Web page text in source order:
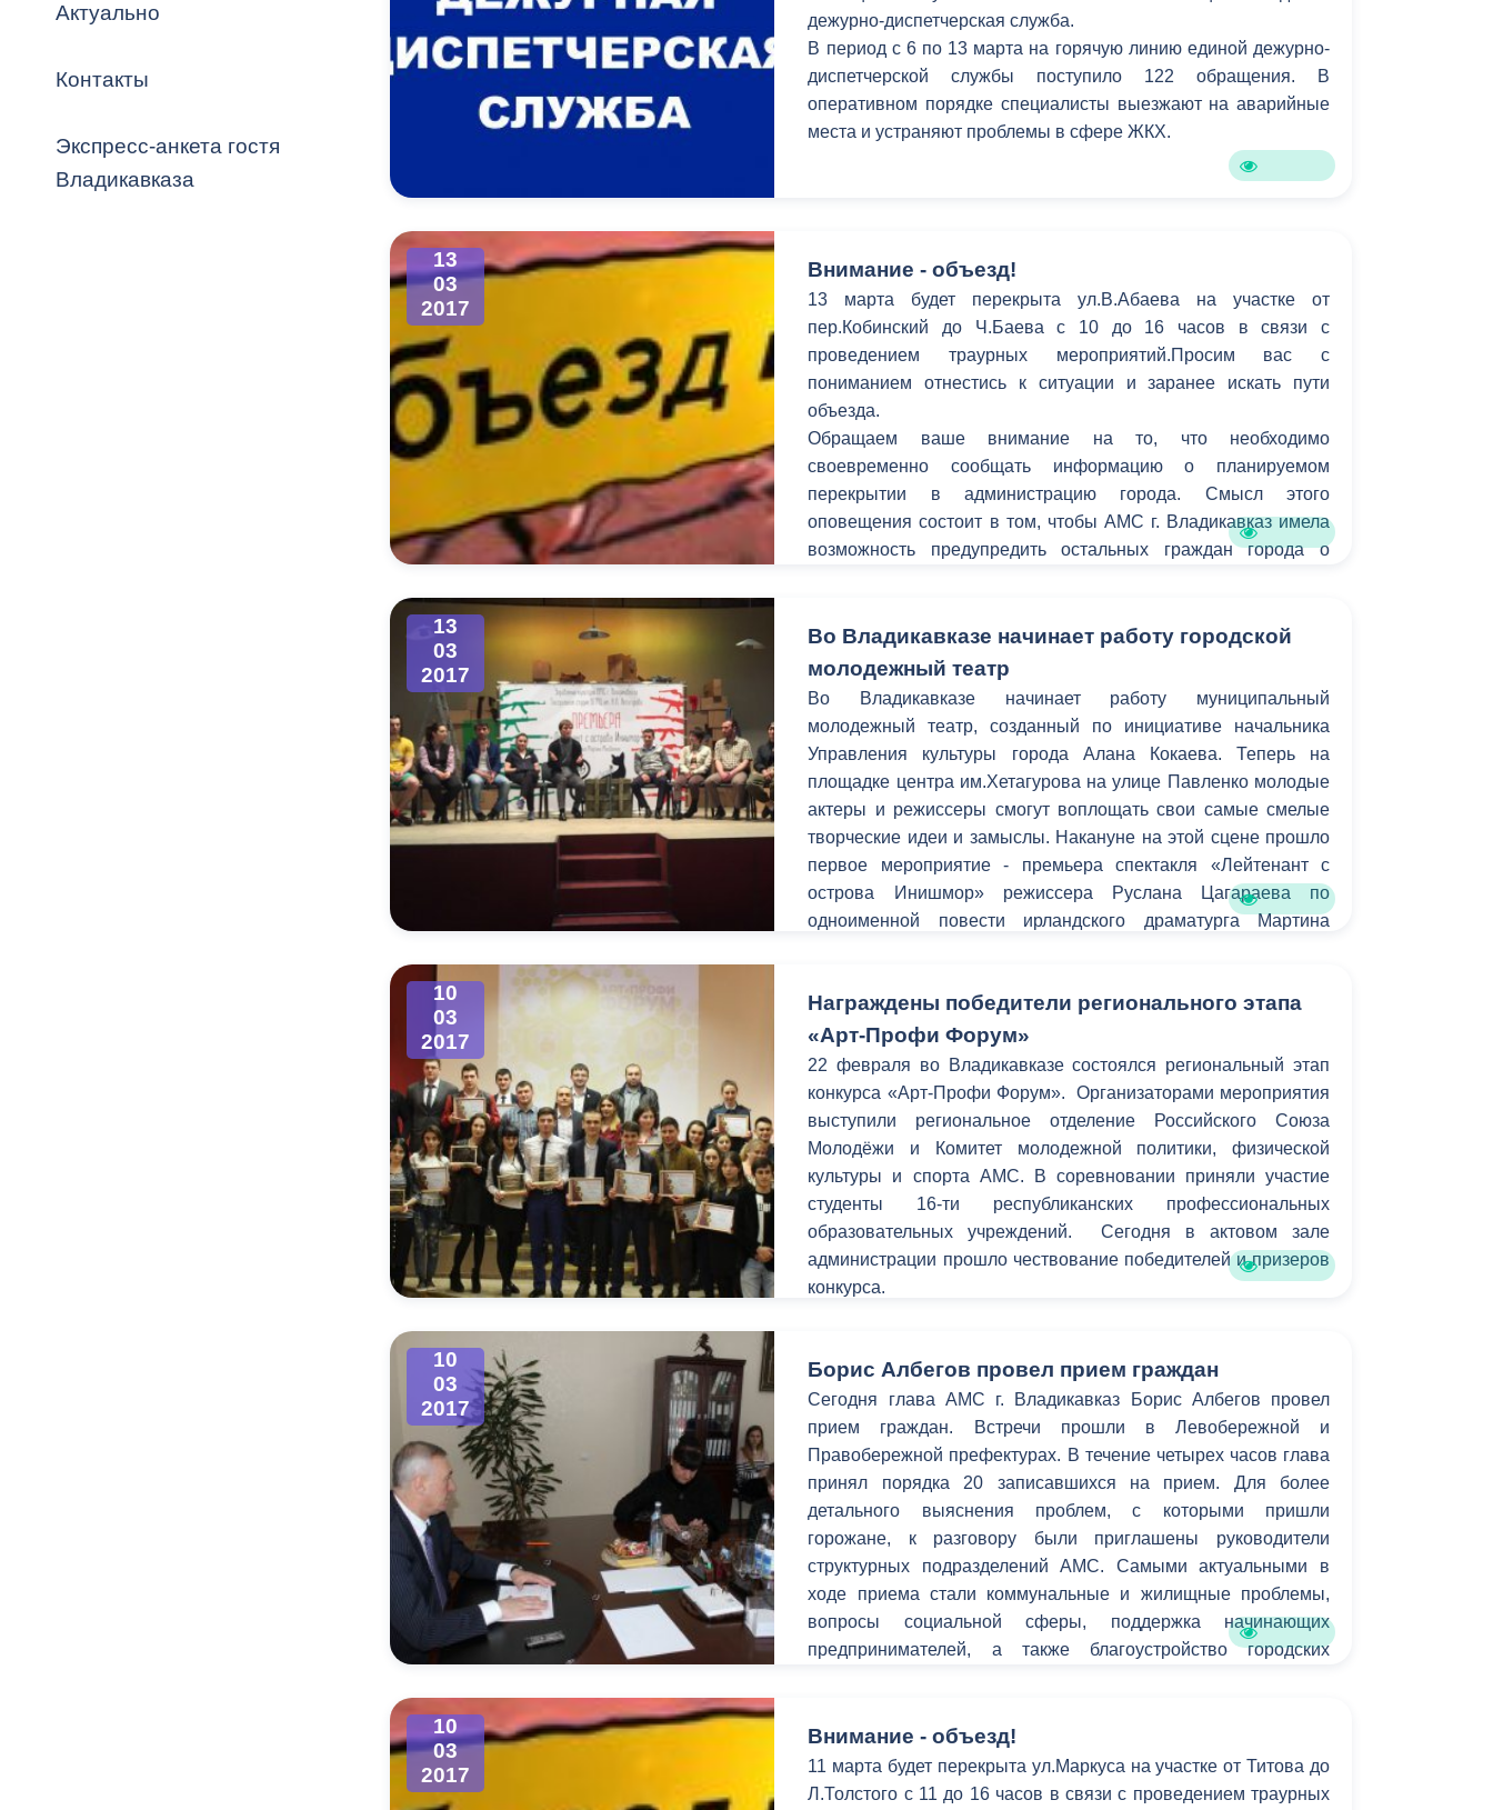
Владикавказ
Кадровая политика Противодействие коррупции
ОРВ и экспертиза НПА Контактная информация Градостроительная деятельность
Оценка деятельности органов
Списки граждан, состоящих на
Формирование комфортной
Открытые данные
Общественное обсуждение
документов стратегического
планирования
Гражданская оборона в
чрезвычайных ситуациях
Незаконное строительство
Информация о результатах
проверок
Порядок обжалования решений и
действий органов местного
самоуправления
Информация финансового
органа
Бесплатная юридическая помощь
Муниципальный контроль Выборы 2026
Актуально
Контакты
Экспресс-анкета гостя
Владикавказа
дежурно-диспетчерская служба.
В период c 6 по 13 марта на горячую линию единой дежурно-
диспетчерской службы поступило 122 обращения. В
оперативном порядке специалисты выезжают на аварийные
места и устраняют проблемы в сфере ЖКХ.
13
03
2017
Внимание - объезд!
13 марта будет перекрыта ул.В.Абаева на участке от
пер.Кобинский до Ч.Баева с 10 до 16 часов в связи с
проведением траурных мероприятий.Просим вас с
пониманием отнестись к ситуации и заранее искать пути
объезда.
Обращаем ваше внимание на то, что необходимо
своевременно сообщать информацию о планируемом
перекрытии в администрацию города. Смысл этого
оповещения состоит в том, чтобы АМС г. Владикавказ имела
возможность предупредить остальных граждан города о
13
03
2017
Во Владикавказе начинает работу городской
молодежный театр
Во Владикавказе начинает работу муниципальный
молодежный театр, созданный по инициативе начальника
Управления культуры города Алана Кокаева. Теперь на
площадке центра им.Хетагурова на улице Павленко молодые
актеры и режиссеры смогут воплощать свои самые смелые
творческие идеи и замыслы. Накануне на этой сцене прошло
первое мероприятие - премьера спектакля «Лейтенант с
острова Инишмор» режиссера Руслана Цагараева по
одноименной повести ирландского драматурга Мартина
10
03
2017
Награждены победители регионального этапа
«Арт-Профи Форум»
22 февраля во Владикавказе состоялся региональный этап
конкурса «Арт-Профи Форум». Организаторами мероприятия
выступили региональное отделение Российского Союза
Молодёжи и Комитет молодежной политики, физической
культуры и спорта АМС. В соревновании приняли участие
студенты 16-ти республиканских профессиональных
образовательных учреждений. Сегодня в актовом зале
администрации прошло чествование победителей и призеров
конкурса.
10
03
2017
Борис Албегов провел прием граждан
Сегодня глава АМС г. Владикавказ Борис Албегов провел
прием граждан. Встречи прошли в Левобережной и
Правобережной префектурах. В течение четырех часов глава
принял порядка 20 записавшихся на прием. Для более
детального выяснения проблем, с которыми пришли
горожане, к разговору были приглашены руководители
структурных подразделений АМС. Самыми актуальными в
ходе приема стали коммунальные и жилищные проблемы,
вопросы социальной сферы, поддержка начинающих
предпринимателей, а также благоустройство городских
10
03
2017
Внимание - объезд!
11 марта будет перекрыта ул.Маркуса на участке от Титова до
Л.Толстого с 11 до 16 часов в связи с проведением траурных